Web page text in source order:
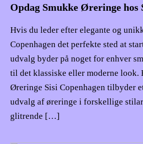
Opdag Smukke Øreringe hos
Hvis du leder efter elegante og
Copenhagen det perfekte sted at
udvalg byder på noget for enhver
til det klassiske eller moderne look.
Øreringe Sisi Copenhagen tilbyder
udvalg af øreringe i forskellige
glitrende […]